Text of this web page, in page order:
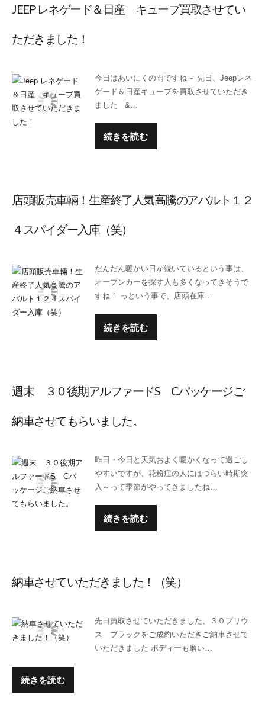
JEEP レネゲード＆日産 キューブ買取させてい
ただきました！
今日はあいにくの雨ですね～ 先日、Jeepレネ
ゲード＆日産キューブを買取させていただき
ました &…
続きを読む
店頭販売車輛！生産終了人気高騰のアバルト１２
４スパイダー入庫（笑）
だんだん暖かい日が続いているという事は、
オープンカーを探す人も多くなってきそうで
すね！ っという事で、店頭在庫…
続きを読む
週末 ３０後期アルファードS Cパッケージご
納車させてもらいました。
昨日・今日と天気およく暖かくなって過ごし
やすいですが、花粉症の人にはつらい時期突
入～って季節がやってきましたね…
続きを読む
納車させていただきました！（笑）
先日買取させていただきました、３０プリウ
ス ブラックをご成約いただきご納車させて
いただきました ボディーも磨い…
続きを読む